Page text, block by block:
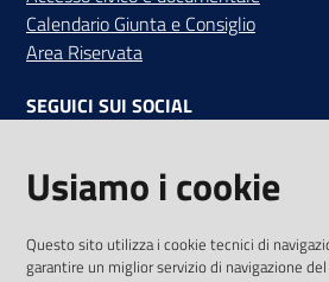
Calendario Giunta e Consiglio
Area Riservata
SEGUICI SUI SOCIAL
Ricevi tutti gli aggiornamenti su
Usiamo i cookie
Questo sito utilizza i cookie tecnici di
garantire un miglior servizio di navigazione